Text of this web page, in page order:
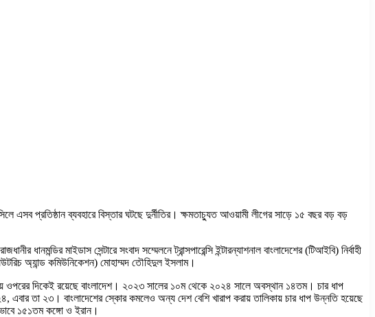
এসব প্রতিষ্ঠান ব্যবহারে বিস্তার ঘটছে দুর্নীতির। ক্ষমতাচ্যুত আওয়ামী লীগের সাড়ে ১৫ বছর বড় বড়
মাইডাস সেন্টারে সংবাদ সম্মেলনে ট্রান্সপারেন্সি ইন্টারন্যাশনাল বাংলাদেশের (টিআইবি) নির্বাহী
অ্যান্ড কমিউনিকেশন) মোহাম্মদ তৌহিদুল ইসলাম।
ওপরের দিকেই রয়েছে বাংলাদেশ। ২০২৩ সালের ১০ম থেকে ২০২৪ সালে অবস্থান ১৪তম। চার ধাপ
এবার তা ২৩। বাংলাদেশের স্কোর কমলেও অন্য দেশ বেশি খারাপ করায় তালিকায় চার ধাপ উন্নতি হয়েছে
১৫১তম কঙ্গো ও ইরান।